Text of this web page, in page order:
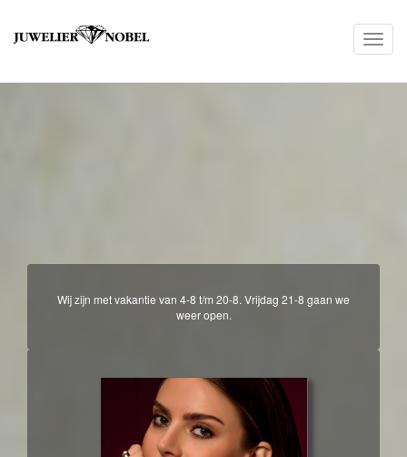
Toggle
Wij zijn met vakantie van 4-8 t/m 20-8. Vrijdag 21-8 gaan we
weer open.